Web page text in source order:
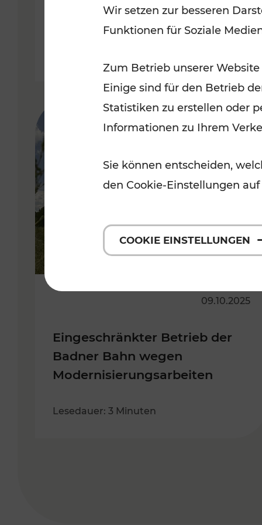
Lesedauer: 5 Minuten
09.10.2025
Eingeschränkter Betrieb der
Badner Bahn wegen
Modernisierungsarbeiten
Lesedauer: 3 Minuten
Wir setzen zur besseren
Funktionen für Soziale
Zum Betrieb unserer
Einige sind für den Betrieb
Statistiken zu erstellen oder
Informationen zu Ihrem
Sie können entscheiden,
den Cookie-Einstellungen
COOKIE EINSTELLUNGEN